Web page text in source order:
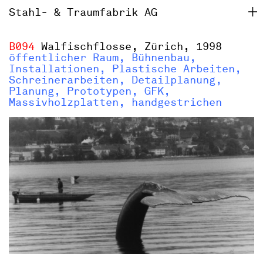
Stahl- & Traumfabrik AG
B094 Walfischflosse, Zürich, 1998
öffentlicher Raum, Bühnenbau,
Installationen, Plastische Arbeiten,
Schreinerarbeiten, Detailplanung,
Planung, Prototypen, GFK,
Massivholzplatten, handgestrichen